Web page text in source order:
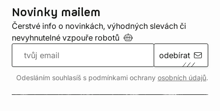
Novinky mailem
Čerstvé info o novinkách, výhodných slevách či
nevyhnutelné vzpouře robotů
odebírat
Odesláním souhlasíš s podmínkami ochrany osobních údajů.